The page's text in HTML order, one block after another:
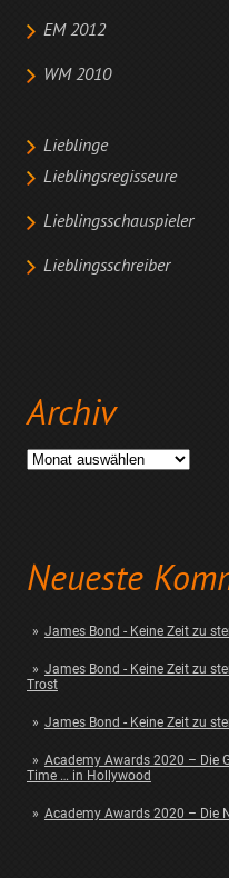
EM 2012
WM 2010
Lieblinge
Lieblingsregisseure
Lieblingsschauspieler
Lieblingsschreiber
Archiv
Archiv
Neueste
James Bond - Keine Zeit zu
James Bond - Keine Zeit zu
Trost
James Bond - Keine Zeit zu
Academy Awards 2020 – Die
Time … in Hollywood
Academy Awards 2020 – Die